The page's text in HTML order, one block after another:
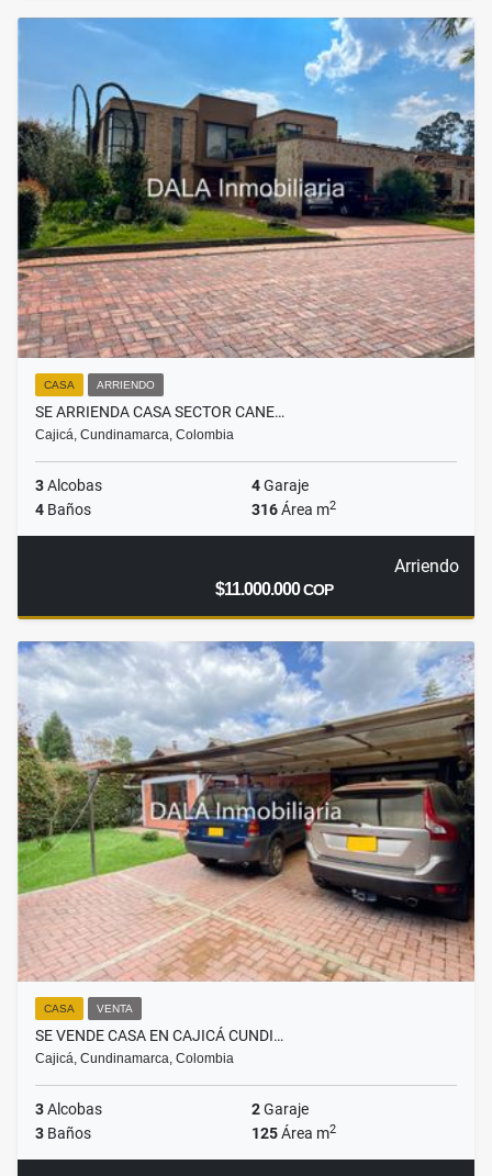
CASA ARRIENDO
SE ARRIENDA CASA SECTOR CANE…
Cajicá, Cundinamarca, Colombia
3Alcobas 4Garaje
4 Baños 316Área m2
Arriendo
$11.000.000COP
CASA VENTA
SE VENDE CASA EN CAJICÁ CUNDI…
Cajicá, Cundinamarca, Colombia
3Alcobas 2Garaje
3 Baños 125Área m2